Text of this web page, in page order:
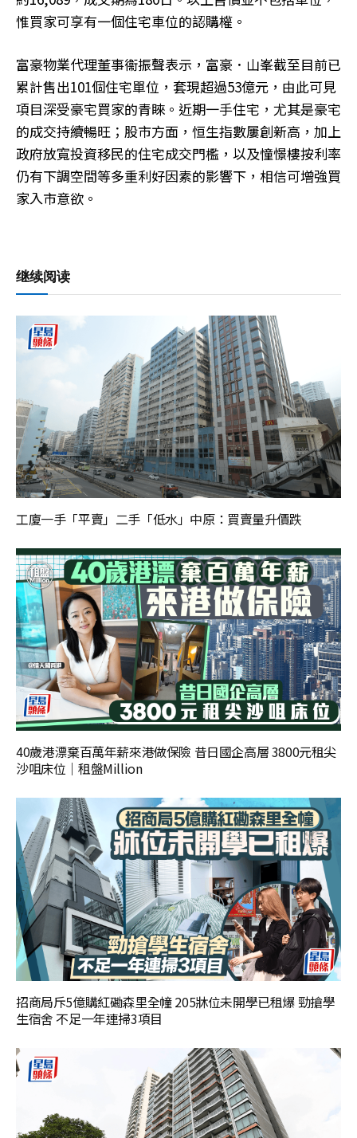
惟買家可享有一個住宅車位的認購權。
富豪物業代理董事衞振聲表示，富豪．山峯截至目前已
累計售出101個住宅單位，套現超過53億元，由此可見
項目深受豪宅買家的青睞。近期一手住宅，尤其是豪宅
的成交持續暢旺；股市方面，恒生指數屢創新高，加上
政府放寬投資移民的住宅成交門檻，以及憧憬樓按利率
仍有下調空間等多重利好因素的影響下，相信可增強買
家入市意欲。
继续阅读
工廈一手「平賣」二手「低水」中原：買賣量升價跌
40歲港漂棄百萬年薪來港做保險 昔日國企高層 3800元租尖
沙咀床位｜租盤Million
招商局斥5億購紅磡森里全幢 205牀位未開學已租爆 勁搶學
生宿舍 不足一年連掃3項目